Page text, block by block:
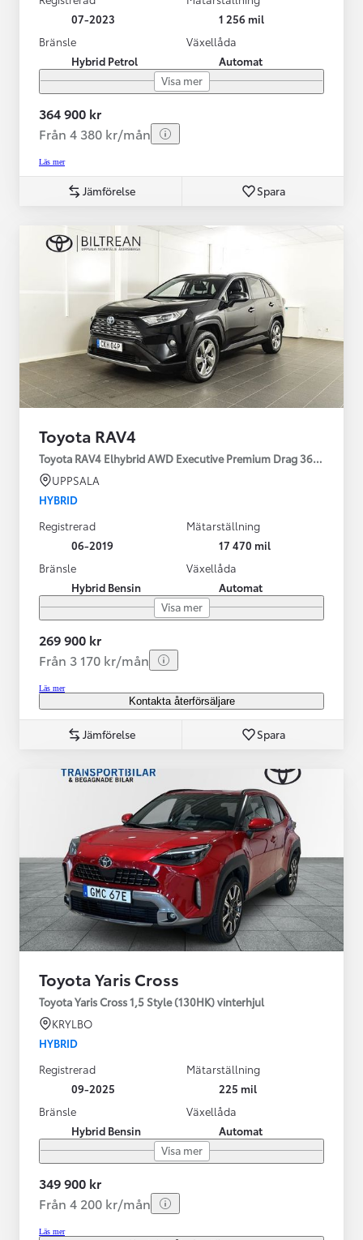
07-2023
1 256 mil
Bränsle
Hybrid Petrol
Växellåda
Automat
Visa mer
364 900 kr
Från 4 380 kr/mån
Läs mer
Jämförelse Spara
Toyota RAV4
Toyota RAV4 Elhybrid AWD Executive Premium Drag 360-kamera
UPPSALA
HYBRID
Registrerad
06-2019
Mätarställning
17 470 mil
Bränsle
Hybrid Bensin
Växellåda
Automat
Visa mer
269 900 kr
Från 3 170 kr/mån
Läs mer
Kontakta återförsäljare
Jämförelse Spara
Toyota Yaris Cross
Toyota Yaris Cross 1,5 Style (130HK) vinterhjul
KRYLBO
HYBRID
Registrerad
09-2025
Mätarställning
225 mil
Bränsle
Hybrid Bensin
Växellåda
Automat
Visa mer
349 900 kr
Från 4 200 kr/mån
Läs mer